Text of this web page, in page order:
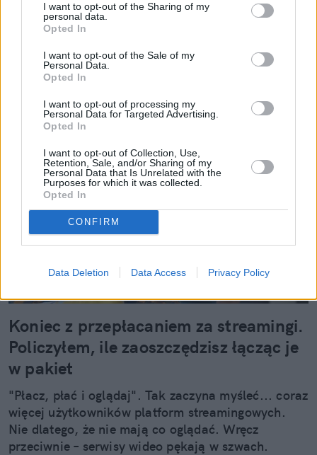
I want to opt-out of the Sharing of my
personal data.
Opted In
I want to opt-out of the Sale of my
Personal Data.
Opted In
I want to opt-out of processing my
Personal Data for Targeted Advertising.
Opted In
I want to opt-out of Collection, Use,
Retention, Sale, and/or Sharing of my
Personal Data that Is Unrelated with the
Purposes for which it was collected.
Opted In
CONFIRM
Data Deletion Data Access Privacy Policy
Koniec z przepłacaniem za streamingi.
Policzyłem, ile zaoszczędzisz łącząc je
w pakiet
"Płacz, płać i oglądaj". Tak zaczyna myśleć... coraz
więcej użytkowników platform streamingowych.
Nie dlatego, że nie mają co oglądać. Wręcz
przeciwnie – serwisy wideo pękają w szwach.